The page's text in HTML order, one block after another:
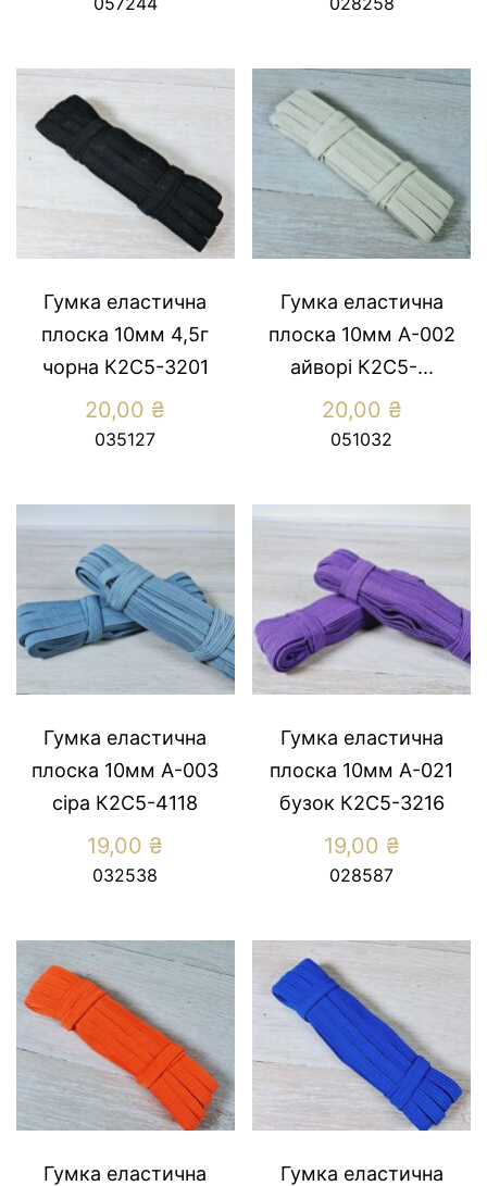
Гумка еластична
плоска 10мм 4,5г
чорна К2С5-3201
20,00 ₴
035127
Гумка еластична
плоска 10мм А-002
айворі К2С5-...
20,00 ₴
051032
Гумка еластична
плоска 10мм А-003
сiра К2С5-4118
19,00 ₴
032538
Гумка еластична
плоска 10мм А-021
бузок К2С5-3216
19,00 ₴
028587
Гумка еластична
Гумка еластична